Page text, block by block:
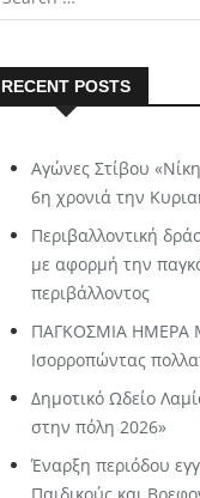
RECENT POSTS
Αγώνες Στίβου
6η χρονιά την
Περιβαλλοντική
με αφορμή την
περιβάλλοντος
ΠΑΓΚΟΣΜΙΑ ΗΜΕΡΑ
Ισορροπώντας
Δημοτικό Ωδείο
στην πόλη 2026»
Έναρξη περιόδου